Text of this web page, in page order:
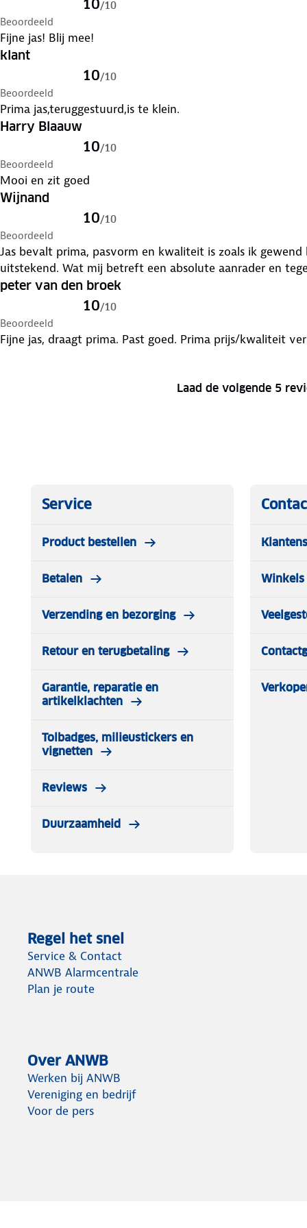
10/10
Beoordeeld
Fijne jas! Blij mee!
klant
10/10
Beoordeeld
Prima jas,teruggestuurd,is te klein.
Harry Blaauw
10/10
Beoordeeld
Mooi en zit goed
Wijnand
10/10
Beoordeeld
Jas bevalt prima, pasvorm en kwaliteit is zoals ik
uitstekend. Wat mij betreft een absolute aanrader en
peter van den broek
10/10
Beoordeeld
Fijne jas, draagt prima. Past goed. Prima prijs/kwaliteit
Laad de volgende 5
Service
Product bestellen
Betalen
Verzending en bezorging
Retour en terugbetaling
Garantie, reparatie en
artikelklachten
Tolbadges, milieustickers en
vignetten
Reviews
Duurzaamheid
Regel het snel
Service & Contact
ANWB Alarmcentrale
Plan je route
Over ANWB
Werken bij ANWB
Vereniging en bedrijf
Voor de pers